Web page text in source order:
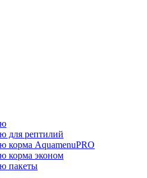
для рептилий
корма AquamenuPRO
корма эконом
пакеты